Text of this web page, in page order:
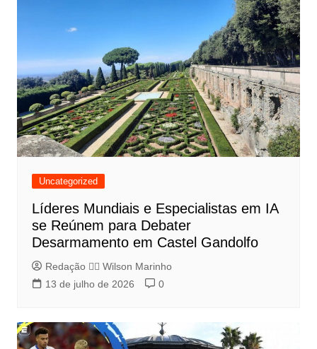
Uncategorized
Líderes Mundiais e Especialistas em IA
se Reúnem para Debater
Desarmamento em Castel Gandolfo
Redação 👨‍⚖️​ Wilson Marinho
13 de julho de 2026
0